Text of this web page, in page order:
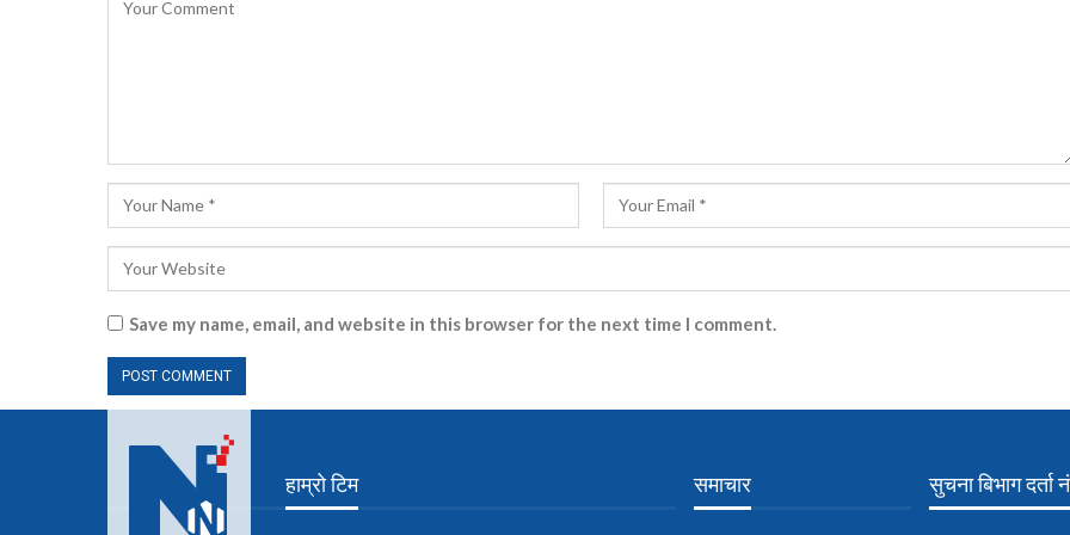
Save my name, email, and website in this browser for the next time I comment.
हाम्रो टिम समाचार सुचना बिभाग दर्ता